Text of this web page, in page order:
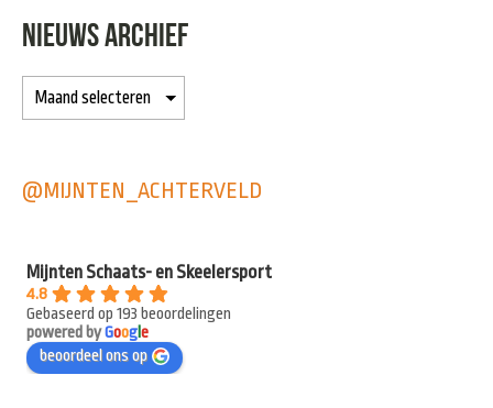
NIEUWS ARCHIEF
@MIJNTEN_ACHTERVELD
Mijnten Schaats- en Skeelersport
4.8
Gebaseerd op 193 beoordelingen
powered byGooge
beoordeel ons op